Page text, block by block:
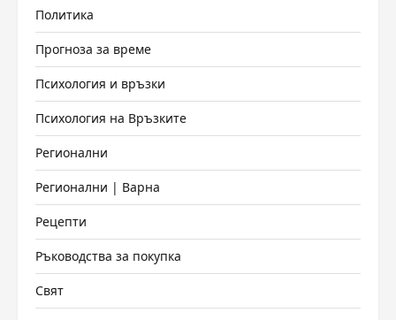
Политика
Прогноза за време
Психология и връзки
Психология на Връзките
Регионални
Регионални | Варна
Рецепти
Ръководства за покупка
Свят